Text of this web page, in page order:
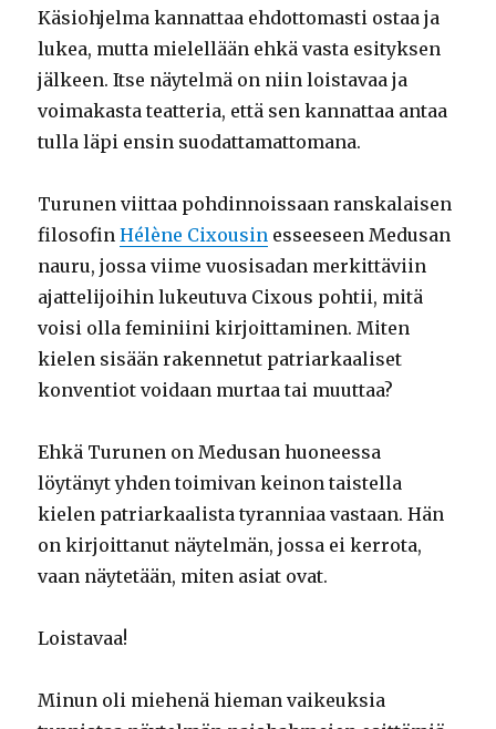
Käsiohjelma kannattaa ehdottomasti ostaa ja
lukea, mutta mielellään ehkä vasta esityksen
jälkeen. Itse näytelmä on niin loistavaa ja
voimakasta teatteria, että sen kannattaa antaa
tulla läpi ensin suodattamattomana.
Turunen viittaa pohdinnoissaan ranskalaisen
filosofinHélène Cixousin esseeseen Medusan
nauru, jossa viime vuosisadan merkittäviin
ajattelijoihin lukeutuva Cixous pohtii, mitä
voisi olla feminiini kirjoittaminen. Miten
kielen sisään rakennetut patriarkaaliset
konventiot voidaan murtaa tai muuttaa?
Ehkä Turunen on Medusan huoneessa
löytänyt yhden toimivan keinon taistella
kielen patriarkaalista tyranniaa vastaan. Hän
on kirjoittanut näytelmän, jossa ei kerrota,
vaan näytetään, miten asiat ovat.
Loistavaa!
Minun oli miehenä hieman vaikeuksia